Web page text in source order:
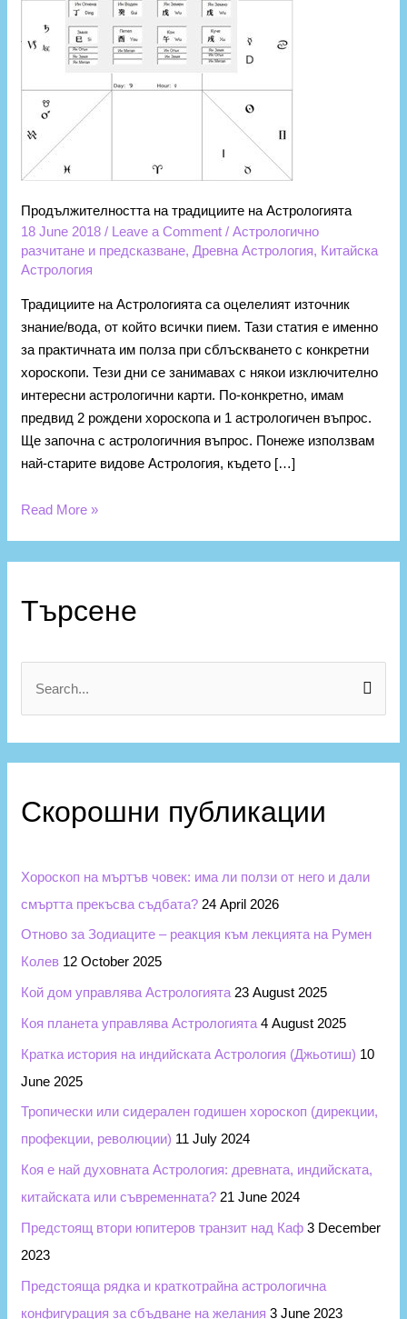
Продължителността на традициите на Астрологията
18 June 2018/ Leave a Comment /Астрологично
разчитане и предсказване, Древна Астрология, Китайска
Астрология
Традициите на Астрологията са оцелелият източник
знание/вода, от който всички пием. Тази статия е именно
за практичната им полза при сблъскването с конкретни
хороскопи. Тези дни се занимавах с някои изключително
интересни астрологични карти. По-конкретно, имам
предвид 2 рождени хороскопа и 1 астрологичен въпрос.
Ще започна с астрологичния въпрос. Понеже използвам
най-старите видове Астрология, където […]
Астрологията
Read More »
Търсене
e
a
c
o
r
:
Скорошни публикации
Хороскоп на мъртъв човек: има ли ползи от него и дали
смъртта прекъсва съдбата? 24 April 2026
Отново за Зодиаците – реакция към лекцията на Румен
Колев 12 October 2025
Кой дом управлява Астрологията 23 August 2025
Коя планета управлява Астрологията 4 August 2025
Кратка история на индийската Астрология (Джьотиш) 10
June 2025
Тропически или сидерален годишен хороскоп (дирекции,
профекции, революции) 11 July 2024
Коя е най духовната Астрология: древната, индийската,
китайската или съвременната? 21 June 2024
Предстоящ втори юпитеров транзит над Каф 3 December
2023
Предстояща рядка и краткотрайна астрологична
конфигурация за сбъдване на желания 3 June 2023
а
и